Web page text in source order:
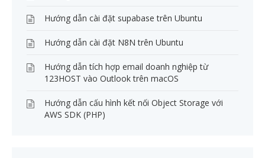
Hướng dẫn cài đặt supabase trên Ubuntu
Hướng dẫn cài đặt N8N trên Ubuntu
Hướng dẫn tích hợp email doanh nghiệp từ
123HOST vào Outlook trên macOS
Hướng dẫn cấu hình kết nối Object Storage với
AWS SDK (PHP)